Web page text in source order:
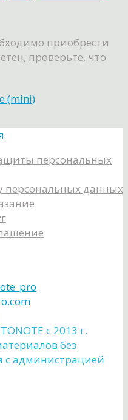
приобрести
проверьте, что
(mini)
персональных
персональных данных
с 2013 г.
без
с администрацией